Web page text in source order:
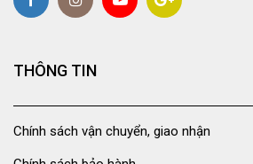
THÔNG TIN
Chính sách vận chuyển, giao nhận